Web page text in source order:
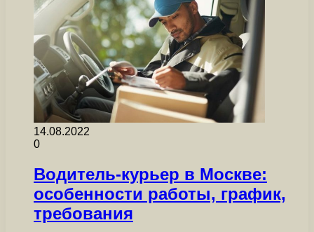
14.08.2022
0
Водитель-курьер в Москве:
особенности работы, график,
требования